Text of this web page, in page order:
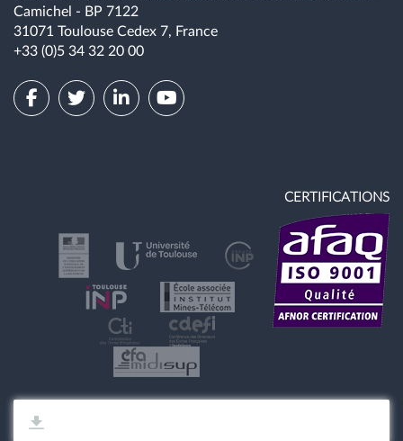
- Prendre en compte dans son travail des valeurs sociétales :
connaissance des relations sociales, environnement et
développement durable, éthique.
- Conduire une analyse réflexive et distanciée prenant en
d'équipe, mise en oeuvre et gestion, évaluation, diffusion)
pouvant mobiliser des compétences pluridisciplinaires dans
un cadre collaboratif.
- Identifier, sélectionner et analyser avec esprit critique
diverses ressources spécialisées pour documenter un sujet
et synthétiser ces données en vue de leur exploitation.
- Actualiser ses connaissances par une veille dans son
domaine, en relation avec l'état de la recherche et
l'évolution de la règlementation.
Camichel - BP 7122
31071 Toulouse Cedex 7, France
+33 (0)5 34 32 20 00
CERTIFICATIONS